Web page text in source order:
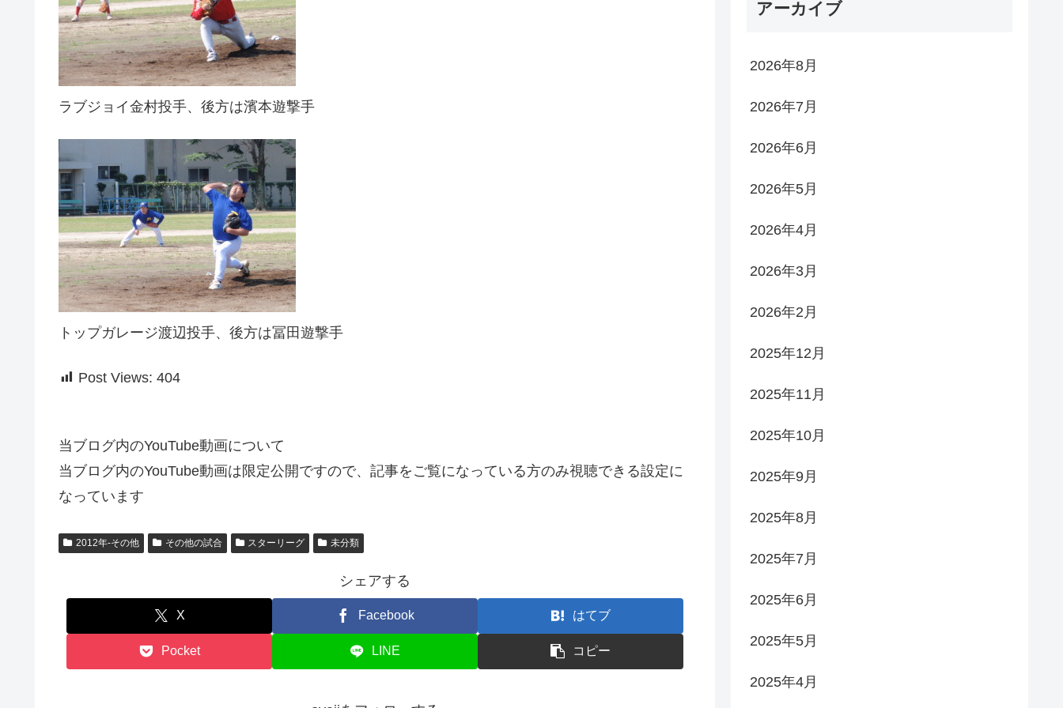
ラブジョイ金村投手、後方は濱本遊撃手
トップガレージ渡辺投手、後方は冨田遊撃手
Post Views: 404
当ブログ内のYouTube動画について
当ブログ内のYouTube動画は限定公開ですので、記事をご覧になっている方のみ視聴できる設定に
なっています
2012年-その他 その他の試合 スターリーグ 未分類
シェアする
X Facebook はてブ
Pocket LINE コピー
アーカイブ
2026年8月
2026年7月
2026年6月
2026年5月
2026年4月
2026年3月
2026年2月
2025年12月
2025年11月
2025年10月
2025年9月
2025年8月
2025年7月
2025年6月
2025年5月
2025年4月